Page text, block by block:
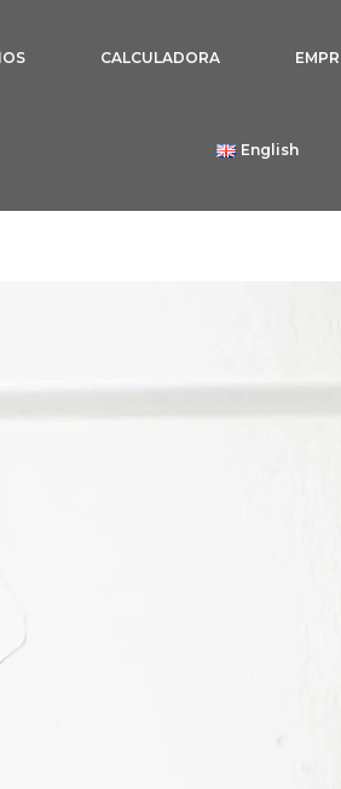
CALCULADORA
English